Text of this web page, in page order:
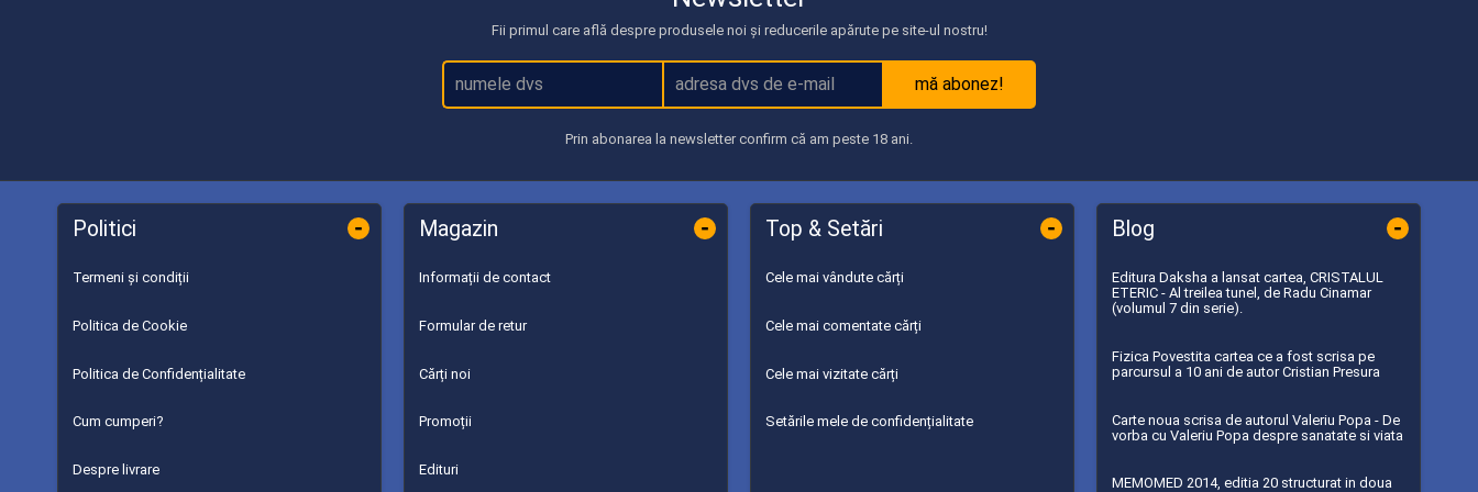
Fii primul care află despre produsele noi și reducerile apărute pe site-ul nostru!
mă abonez!
Prin abonarea la newsletter confirm că am peste 18 ani.
Politici -
Termeni și condiții
Politica de Cookie
Politica de Confidențialitate
Cum cumperi?
Despre livrare
Magazin -
Informații de contact
Formular de retur
Cărți noi
Promoții
Edituri
Top & Setări -
Cele mai vândute cărți
Cele mai comentate cărți
Cele mai vizitate cărți
Setările mele de confidențialitate
Blog -
Editura Daksha a lansat cartea, CRISTALUL
ETERIC - Al treilea tunel, de Radu Cinamar
(volumul 7 din serie).
Fizica Povestita cartea ce a fost scrisa pe
parcursul a 10 ani de autor Cristian Presura
Carte noua scrisa de autorul Valeriu Popa - De
vorba cu Valeriu Popa despre sanatate si viata
MEMOMED 2014, editia 20 structurat in doua